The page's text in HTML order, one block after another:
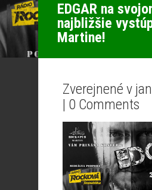
EDGAR na
najbližšie
Martine!
Zverejnené v
| 0 Comments